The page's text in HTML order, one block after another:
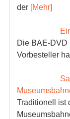
der [Mehr]
Die BAE-DVD
Vorbesteller
Traditionell ist